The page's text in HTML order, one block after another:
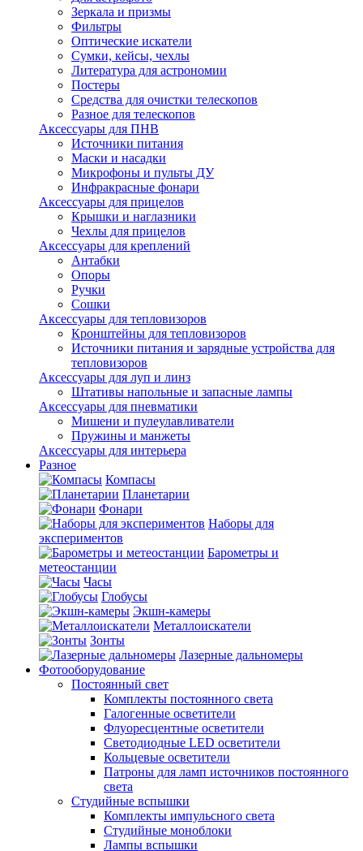
Зеркала и призмы
Фильтры
Оптические искатели
Сумки, кейсы, чехлы
Литература для астрономии
Постеры
Средства для очистки телескопов
Разное для телескопов
Аксессуары для ПНВ
Источники питания
Маски и насадки
Микрофоны и пульты ДУ
Инфракрасные фонари
Аксессуары для прицелов
Крышки и наглазники
Чехлы для прицелов
Аксессуары для креплений
Антабки
Опоры
Ручки
Сошки
Аксессуары для тепловизоров
Кронштейны для тепловизоров
Источники питания и зарядные устройства для
тепловизоров
Аксессуары для луп и линз
Штативы напольные и запасные лампы
Аксессуары для пневматики
Мишени и пулеулавливатели
Пружины и манжеты
Аксессуары для интерьера
Разное
Компасы
Планетарии
Фонари
Наборы для
экспериментов
Барометры и
метеостанции
Часы
Глобусы
Экшн-камеры
Металлоискатели
Зонты
Лазерные дальномеры
Фотооборудование
Постоянный свет
Комплекты постоянного света
Галогенные осветители
Флуоресцентные осветители
Светодиодные LED осветители
Кольцевые осветители
Патроны для ламп источников постоянного
света
Студийные вспышки
Комплекты импульсного света
Студийные моноблоки
Лампы вспышки